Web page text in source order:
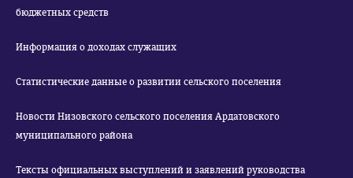
бюджетных средств
Информация о доходах служащих
Статистические данные о развитии сельского поселения
Новости Низовского сельского поселения Ардатовского
муниципального района
Тексты официальных выступлений и заявлений руководства